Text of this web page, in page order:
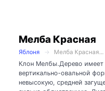
Мелба Красная
Яблоня
Мелба Красная...
Клон Мелбы.Дерево имеет
вертикально-овальной
невысокую, средней